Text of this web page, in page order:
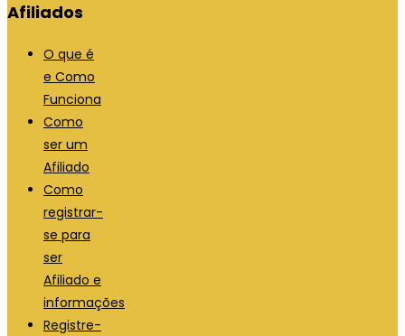
Afiliados
O que é
e Como
Funciona
Como
ser um
Afiliado
Como
registrar-
se para
ser
Afiliado e
informações
Registre-